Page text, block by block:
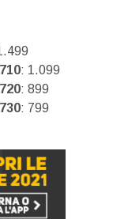
: 1.099
: 899
: 799